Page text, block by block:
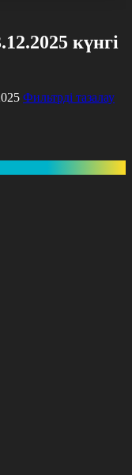
күнгі
Фильтрді тазалау